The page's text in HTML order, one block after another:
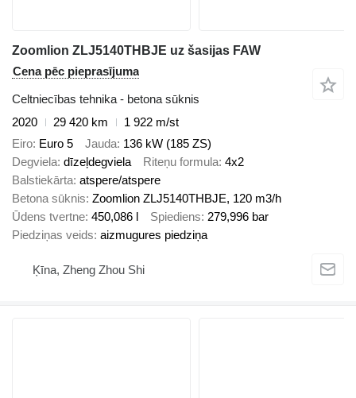
Zoomlion ZLJ5140THBJE uz šasijas FAW
Cena pēc pieprasījuma
Celtniecības tehnika - betona sūknis
2020
29 420 km
1 922 m/st
Eiro Euro 5 Jauda 136 kW (185 ZS)
Degviela dīzeļdegviela Riteņu formula 4x2
Balstiekārta atspere/atspere
Betona sūknis Zoomlion ZLJ5140THBJE, 120 m3/h
Ūdens tvertne 450,086 l Spiediens 279,996 bar
Piedziņas veids aizmugures piedziņa
Ķīna, Zheng Zhou Shi